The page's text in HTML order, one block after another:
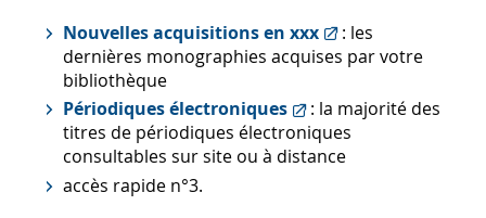
Nouvelles acquisitions en xxx
: les
dernières monographies acquises par votre
bibliothèque
Périodiques électroniques
: la majorité des
titres de périodiques électroniques
consultables sur site ou à distance
accès rapide n°3.